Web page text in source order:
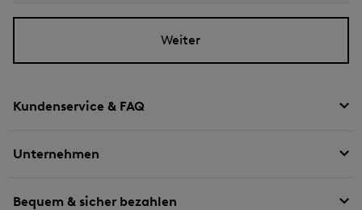
Kundenservice & FAQ
Unternehmen
Bequem & sicher bezahlen
Weiter